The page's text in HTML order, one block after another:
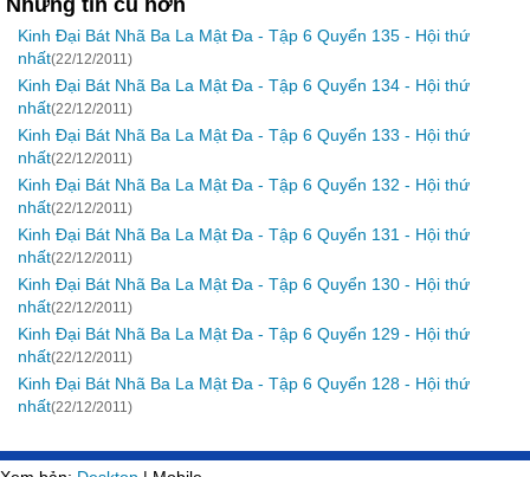
Những tin cũ hơn
Kinh Đại Bát Nhã Ba La Mật Đa - Tập 6 Quyển 135 - Hội thứ
nhất(22/12/2011)
Kinh Đại Bát Nhã Ba La Mật Đa - Tập 6 Quyển 134 - Hội thứ
nhất(22/12/2011)
Kinh Đại Bát Nhã Ba La Mật Đa - Tập 6 Quyển 133 - Hội thứ
nhất(22/12/2011)
Kinh Đại Bát Nhã Ba La Mật Đa - Tập 6 Quyển 132 - Hội thứ
nhất(22/12/2011)
Kinh Đại Bát Nhã Ba La Mật Đa - Tập 6 Quyển 131 - Hội thứ
nhất(22/12/2011)
Kinh Đại Bát Nhã Ba La Mật Đa - Tập 6 Quyển 130 - Hội thứ
nhất(22/12/2011)
Kinh Đại Bát Nhã Ba La Mật Đa - Tập 6 Quyển 129 - Hội thứ
nhất(22/12/2011)
Kinh Đại Bát Nhã Ba La Mật Đa - Tập 6 Quyển 128 - Hội thứ
nhất(22/12/2011)